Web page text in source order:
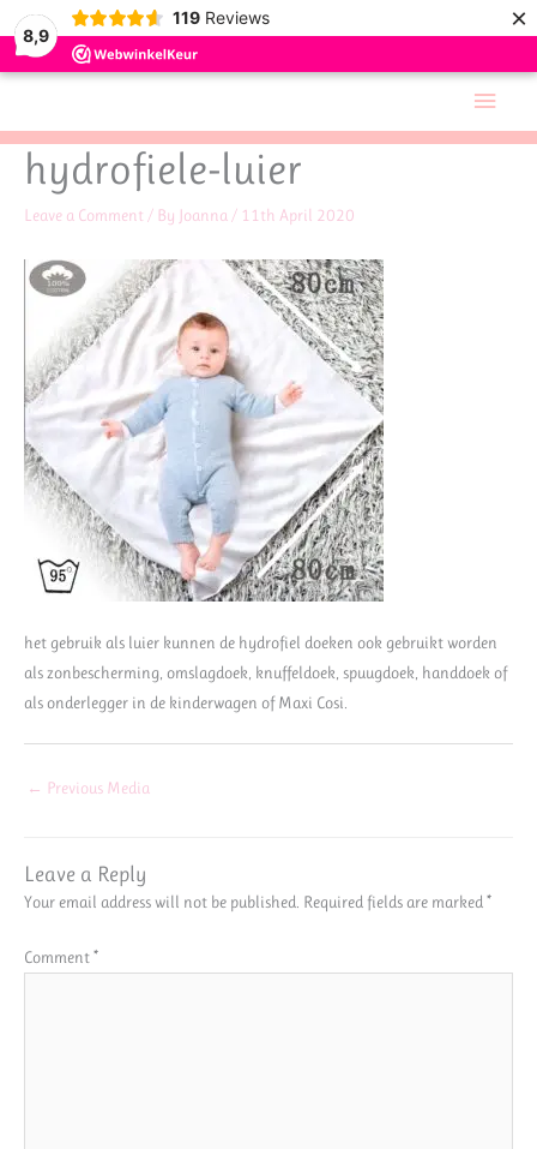
8,9
119 Reviews ×
content
Main
hydrofiele-luier
Leave a Comment / By Joanna / 11th April 2020
het gebruik als luier kunnen de hydrofiel doeken ook gebruikt worden
als zonbescherming, omslagdoek, knuffeldoek, spuugdoek, handdoek of
als onderlegger in de kinderwagen of Maxi Cosi.
← Previous Media
Leave a Reply
Your email address will not be published. Required fields are marked *
Comment*